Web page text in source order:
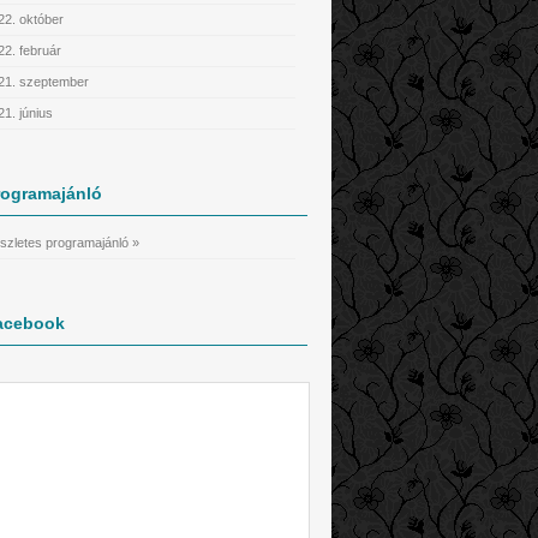
október
február
szeptember
június
programajánló »